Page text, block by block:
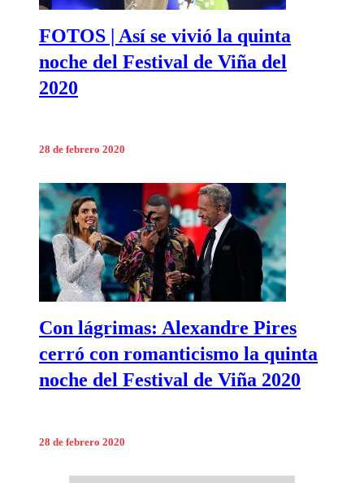
FOTOS | Así se vivió la quinta
noche del Festival de Viña del
2020
28 de febrero 2020
Con lágrimas: Alexandre Pires
cerró con romanticismo la quinta
noche del Festival de Viña 2020
28 de febrero 2020